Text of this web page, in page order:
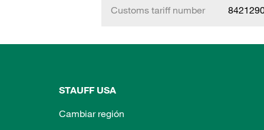
Customs tariff number
STAUFF USA
Cambiar región